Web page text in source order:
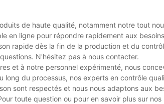
de haute qualité, notamment notre tout
en ligne pour répondre rapidement aux
rapide dès la fin de la production et du
N'hésitez pas à nous contacter.
et à notre personnel expérimenté, nous
du processus, nos experts en contrôle
sont respectés et nous nous adaptons aux
toute question ou pour en savoir plus sur